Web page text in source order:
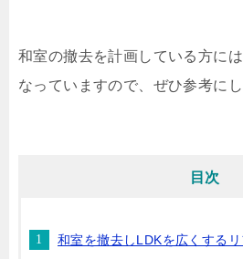
和室の撤去を計画している方に
なっていますので、ぜひ参考にし
目次
和室を撤去しLDKを広くする